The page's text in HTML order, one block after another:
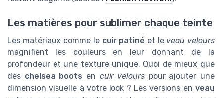
Les matières pour sublimer chaque teinte
Les matériaux comme le cuir patiné et le veau velours
magnifient les couleurs en leur donnant de la
profondeur et une texture unique. Quoi de mieux que
des chelsea boots en cuir velours pour ajouter une
dimension visuelle à votre look ? Les versions en veau